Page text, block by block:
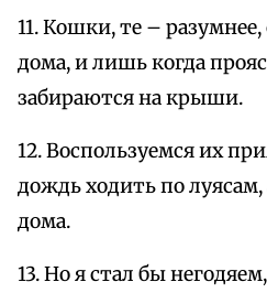
11. Кошки, те –
дома, и лишь когда
забираются на крыши.
12. Воспользуемся их
дождь ходить по
дома.
13. Но я стал бы